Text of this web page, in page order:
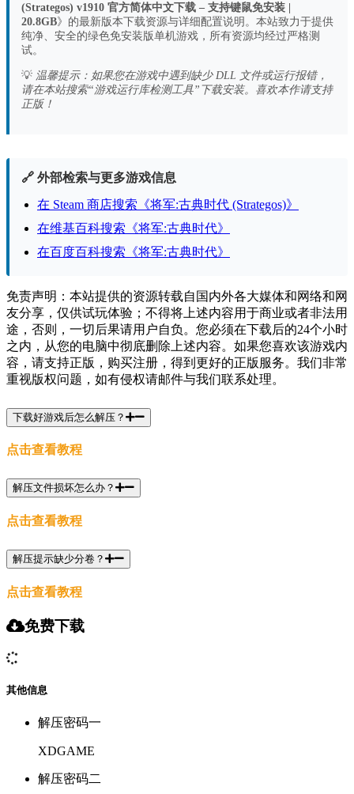
(Strategos) v1910 官方简体中文下载 – 支持键鼠免安装 |
20.8GB》的最新版本下载资源与详细配置说明。本站致力于提供
纯净、安全的绿色免安装版单机游戏，所有资源均经过严格测
试。
💡 温馨提示：如果您在游戏中遇到缺少 DLL 文件或运行报错，
请在本站搜索“游戏运行库检测工具”下载安装。喜欢本作请支持
正版！
🔗 外部检索与更多游戏信息
在 Steam 商店搜索《将军:古典时代 (Strategos)》
在维基百科搜索《将军:古典时代》
在百度百科搜索《将军:古典时代》
免责声明：本站提供的资源转载自国内外各大媒体和网络和网
友分享，仅供试玩体验；不得将上述内容用于商业或者非法用
途，否则，一切后果请用户自负。您必须在下载后的24个小时
之内，从您的电脑中彻底删除上述内容。如果您喜欢该游戏内
容，请支持正版，购买注册，得到更好的正版服务。我们非常
重视版权问题，如有侵权请邮件与我们联系处理。
下载好游戏后怎么解压？
点击查看教程
解压文件损坏怎么办？
点击查看教程
解压提示缺少分卷？
点击查看教程
免费下载
其他信息
解压密码一
XDGAME
解压密码二